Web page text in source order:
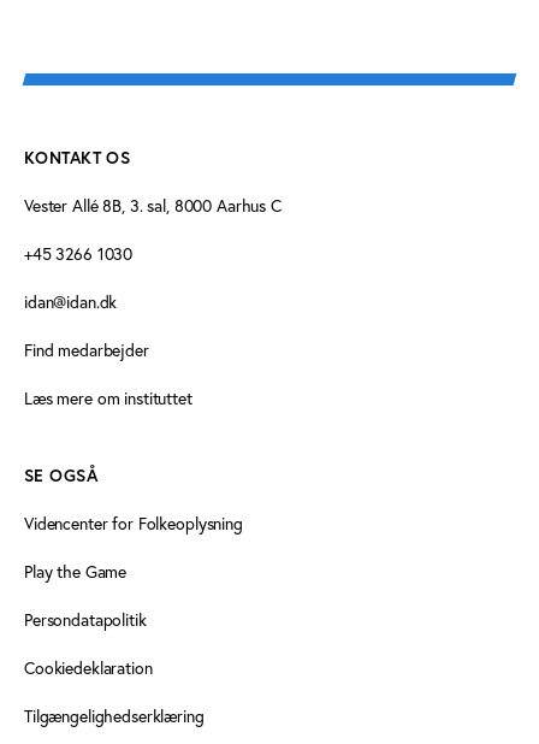
KONTAKT OS
Vester Allé 8B, 3. sal, 8000 Aarhus C
+45 3266 1030
idan@idan.dk
Find medarbejder
Læs mere om instituttet
SE OGSÅ
Videncenter for Folkeoplysning
Play the Game
Persondatapolitik
Cookiedeklaration
Tilgængelighedserklæring